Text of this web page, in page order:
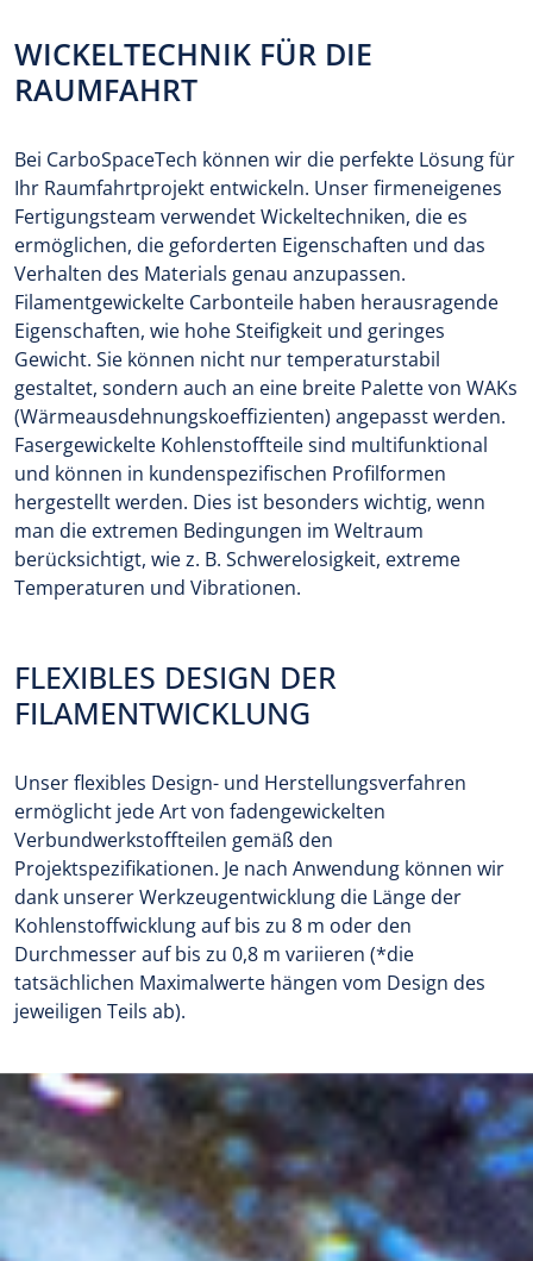
WICKELTECHNIK FÜR DIE
RAUMFAHRT
Bei CarboSpaceTech können wir die perfekte Lösung für
Ihr Raumfahrtprojekt entwickeln. Unser firmeneigenes
Fertigungsteam verwendet Wickeltechniken, die es
ermöglichen, die geforderten Eigenschaften und das
Verhalten des Materials genau anzupassen.
Filamentgewickelte Carbonteile haben herausragende
Eigenschaften, wie hohe Steifigkeit und geringes
Gewicht. Sie können nicht nur temperaturstabil
gestaltet, sondern auch an eine breite Palette von WAKs
(Wärmeausdehnungskoeffizienten) angepasst werden.
Fasergewickelte Kohlenstoffteile sind multifunktional
und können in kundenspezifischen Profilformen
hergestellt werden. Dies ist besonders wichtig, wenn
man die extremen Bedingungen im Weltraum
berücksichtigt, wie z. B. Schwerelosigkeit, extreme
Temperaturen und Vibrationen.
FLEXIBLES DESIGN DER
FILAMENTWICKLUNG
Unser flexibles Design- und Herstellungsverfahren
ermöglicht jede Art von fadengewickelten
Verbundwerkstoffteilen gemäß den
Projektspezifikationen. Je nach Anwendung können wir
dank unserer Werkzeugentwicklung die Länge der
Kohlenstoffwicklung auf bis zu 8 m oder den
Durchmesser auf bis zu 0,8 m variieren (*die
tatsächlichen Maximalwerte hängen vom Design des
jeweiligen Teils ab).